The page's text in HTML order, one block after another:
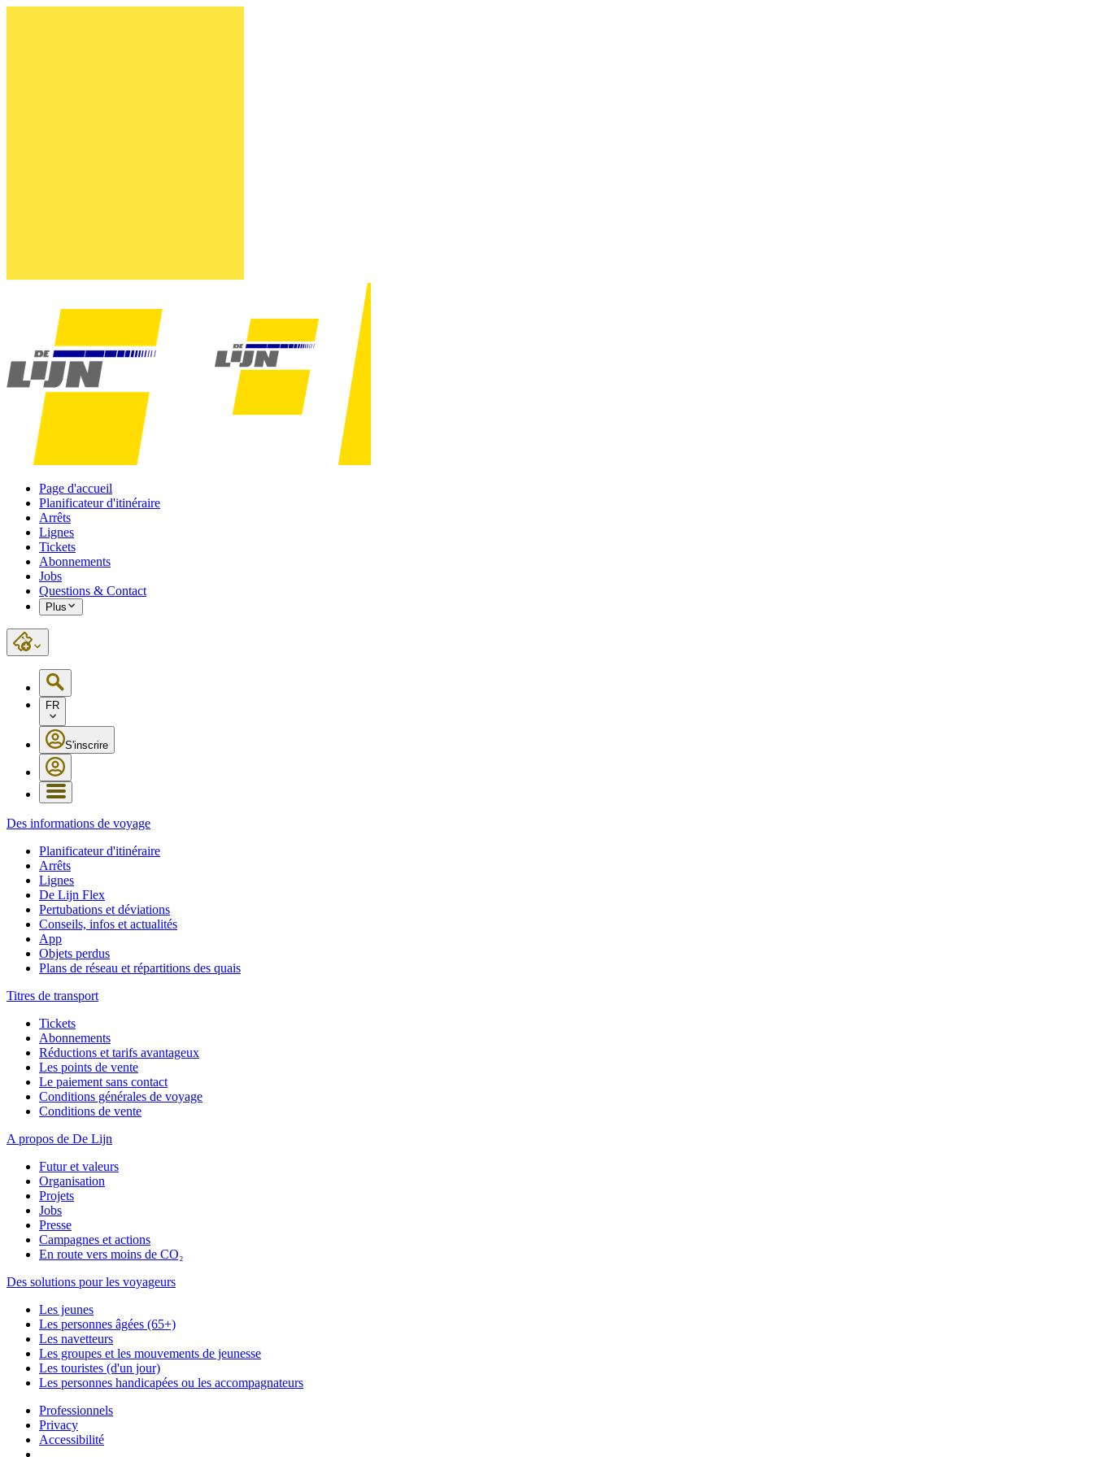
Page d'accueil
Planificateur d'itinéraire
Arrêts
Lignes
Tickets
Abonnements
Jobs
Questions & Contact
Plus
FR
S'inscrire
Des informations de voyage
Planificateur d'itinéraire
Arrêts
Lignes
De Lijn Flex
Pertubations et déviations
Conseils, infos et actualités
App
Objets perdus
Plans de réseau et répartitions des quais
Titres de transport
Tickets
Abonnements
Réductions et tarifs avantageux
Les points de vente
Le paiement sans contact
Conditions générales de voyage
Conditions de vente
A propos de De Lijn
Futur et valeurs
Organisation
Projets
Jobs
Presse
Campagnes et actions
En route vers moins de CO₂
Des solutions pour les voyageurs
Les jeunes
Les personnes âgées (65+)
Les navetteurs
Les groupes et les mouvements de jeunesse
Les touristes (d'un jour)
Les personnes handicapées ou les accompagnateurs
Professionnels
Privacy
Accessibilité